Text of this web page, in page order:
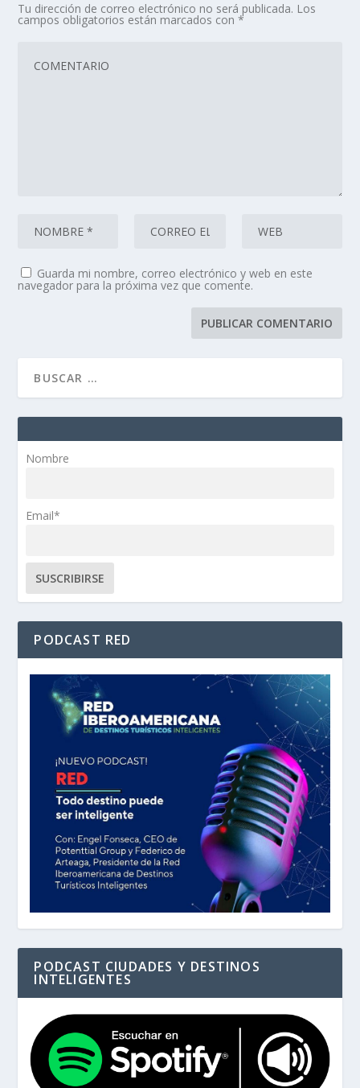
Tu dirección de correo electrónico no será publicada. Los
campos obligatorios están marcados con*
Guarda mi nombre, correo electrónico y web en este
navegador para la próxima vez que comente.
Nombre
Email*
PODCAST RED
PODCAST CIUDADES Y DESTINOS
INTELIGENTES